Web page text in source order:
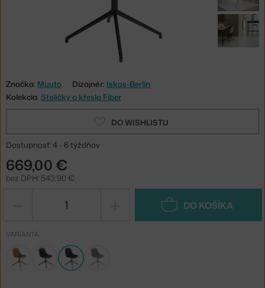
Značka: Muuto Dizajnér: Iskos-Berlin
Kolekcia: Stoličky a křesla Fiber
DO WISHLISTU
Dostupnosť: 4 - 6 týždňov
669,00 €
bez DPH: 543,90 €
DO KOŠÍKA
VARIANTA